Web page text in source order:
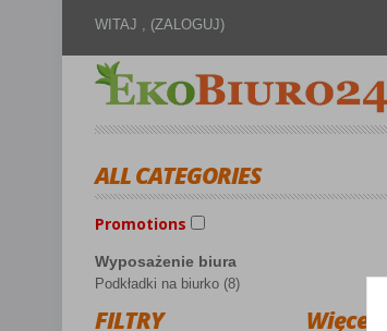
WITAJ , (ZALOGUJ)
ALL CATEGORIES
Promotions
Wyposażenie biura
Podkładki na biurko (8)
FILTRY Więcej